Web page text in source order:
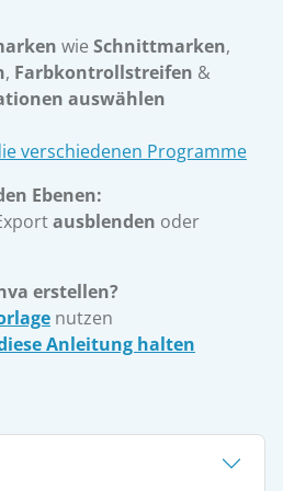
wie Schnittmarken,
, Farbkontrollstreifen &
auswählen
verschiedenen Programme
Ebenen:
ausblenden oder
erstellen?
nutzen
Anleitung halten